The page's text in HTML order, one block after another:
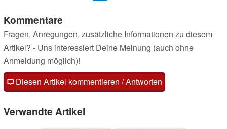
Kommentare
Fragen, Anregungen, zusätzliche Informationen zu diesem
Artikel? - Uns interessiert Deine Meinung (auch ohne
Anmeldung möglich)!
Diesen Artikel kommentieren / Antworten
Verwandte Artikel